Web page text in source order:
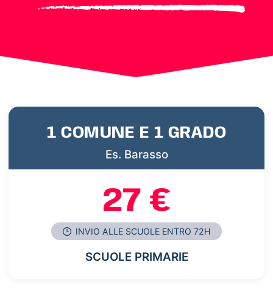
1 COMUNE E 1 GRADO
Es. Barasso
27 €
INVIO ALLE SCUOLE ENTRO 72H
SCUOLE PRIMARIE